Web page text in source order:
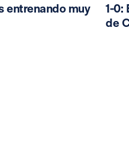
entrenando muy
1-0:
de